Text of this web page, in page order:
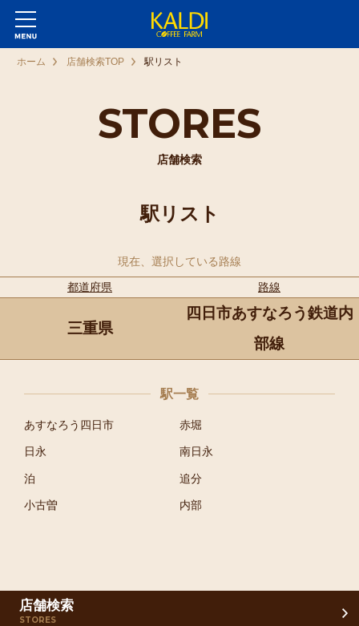
STORES
店舗検索
ホーム 店舗検索TOP 駅リスト
駅リスト
現在、選択している路線
都道府県
路線
三重県
四日市あすなろう鉄道内
部線
駅一覧
あすなろう四日市 赤堀
日永 南日永
泊 追分
小古曽 内部
店舗検索
STORES